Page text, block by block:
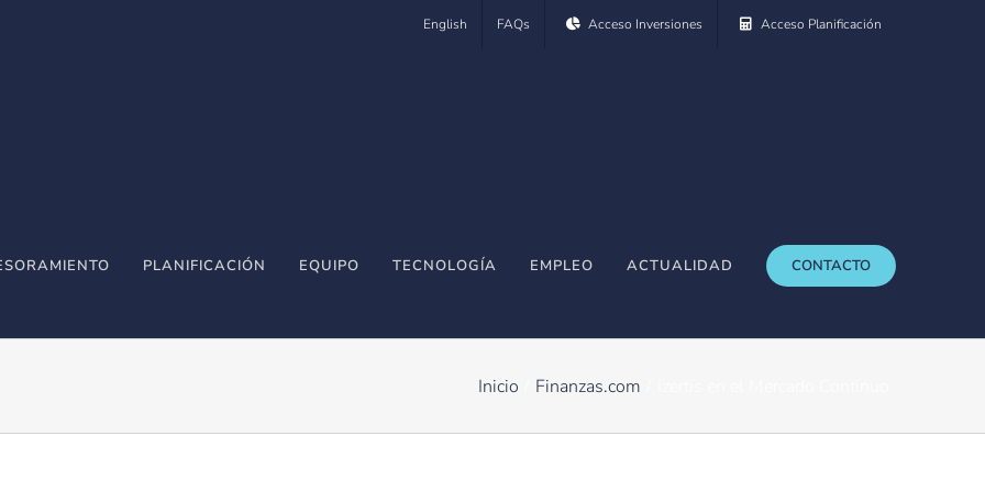
English FAQs Acceso Inversiones Acceso Planificación
PLANIFICACIÓN EQUIPO TECNOLOGÍA EMPLEO ACTUALIDAD CONTACTO
Inicio Finanzas.com